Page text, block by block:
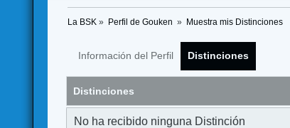
La BSK » Perfil de Gouken » Muestra mis Distinciones
Información del Perfil Distinciones
Distinciones
No ha recibido ninguna Distinción